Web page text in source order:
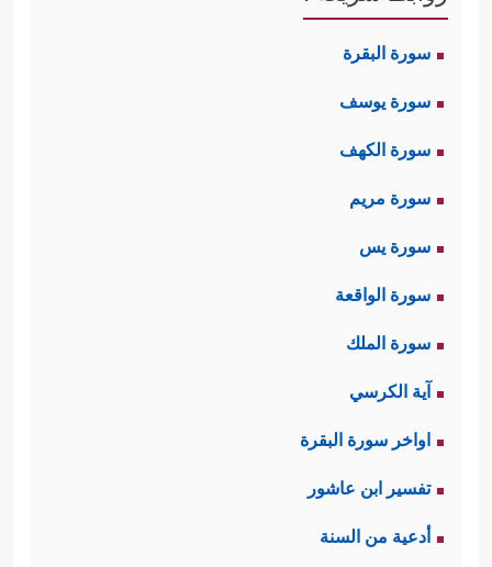
سورة البقرة
سورة يوسف
سورة الكهف
سورة مريم
سورة يس
سورة الواقعة
سورة الملك
آية الكرسي
اواخر سورة البقرة
تفسير ابن عاشور
أدعية من السنة